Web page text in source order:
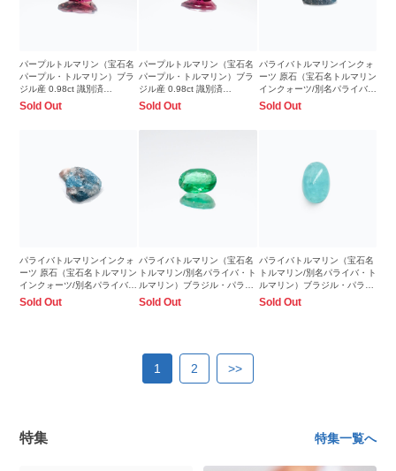
パープルトルマリン（宝石名
パープル・トルマリン）ブラ
ジル産 0.98ct 識別済
8.1x5.8mm前後
Sold Out
パープルトルマリン（宝石名
パープル・トルマリン）ブラ
ジル産 0.98ct 識別済
8.1x6.0mm前後
Sold Out
パライバトルマリンインクォ
ーツ 原石（宝石名トルマリン
インクォーツ/別名パライバ・
トルマリンインクォーツ）ブ
Sold Out
パライバトルマリンインクォ
ーツ 原石（宝石名トルマリン
インクォーツ/別名パライバ・
トルマリンインクォーツ）ブ
Sold Out
パライバトルマリン（宝石名
トルマリン/別名パライバ・ト
ルマリン）ブラジル・パライ
バ州産 0.347ct ソ付
Sold Out
パライバトルマリン（宝石名
トルマリン/別名パライバ・ト
ルマリン）ブラジル・パライ
バ州産 0.780ct ソ付
Sold Out
1 2 >>
特集 特集一覧へ